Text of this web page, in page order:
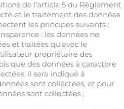
de l’article 5 du Règlement
et le traitement des données
les principes suivants :
: les données ne
et traitées qu’avec le
propriétaire des
que des données à caractère
il sera indiqué à
sont collectées, et pour
sont collectées ;